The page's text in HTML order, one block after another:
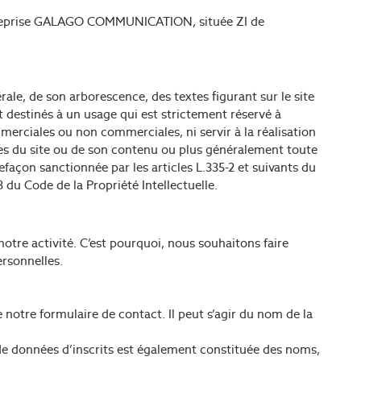
GALAGO COMMUNICATION, située ZI de
de son arborescence, des textes figurant sur le site
à un usage qui est strictement réservé à
ou non commerciales, ni servir à la réalisation
du site ou de son contenu ou plus généralement toute
sanctionnée par les articles L.335-2 et suivants du
du Code de la Propriété Intellectuelle.
activité. C’est pourquoi, nous souhaitons faire
formulaire de contact. Il peut s’agir du nom de la
données d’inscrits est également constituée des noms,